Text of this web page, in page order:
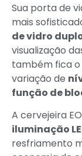
Sua porta de
mais
de vidro
visualização
também fica
variação de
função de
A cervejeira
iluminação
resfriamento